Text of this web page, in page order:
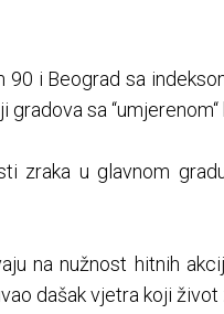
90 i Beograd sa
gradova sa
zraka u glavnom
na nužnost hitnih
dašak vjetra koji život